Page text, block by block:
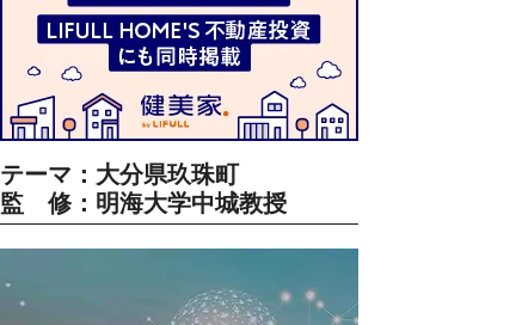
テーマ：大分県玖珠町
監 修：明海大学中城教授